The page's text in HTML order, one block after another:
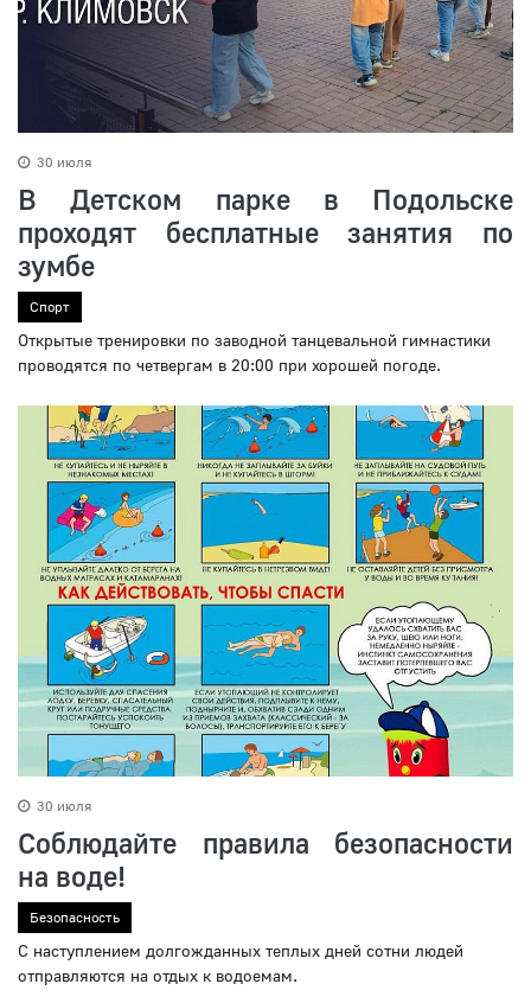
30 июля
В Детском парке в Подольске
проходят бесплатные занятия по
зумбе
Спорт
Открытые тренировки по заводной танцевальной гимнастики
проводятся по четвергам в 20:00 при хорошей погоде.
30 июля
Соблюдайте правила безопасности
на воде!
Безопасность
С наступлением долгожданных теплых дней сотни людей
отправляются на отдых к водоемам.